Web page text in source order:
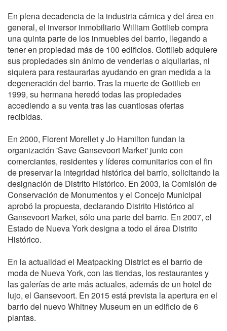
En plena decadencia de la industria cárnica y del área en
general, el inversor inmobiliario William Gottlieb compra
una quinta parte de los inmuebles del barrio, llegando a
tener en propiedad más de 100 edificios. Gottlieb adquiere
sus propiedades sin ánimo de venderlas o alquilarlas, ni
siquiera para restaurarlas ayudando en gran medida a la
degeneración del barrio. Tras la muerte de Gottlieb en
1999, su hermana heredó todas las propiedades
accediendo a su venta tras las cuantiosas ofertas
recibidas.
En 2000, Florent Morellet y Jo Hamilton fundan la
organización 'Save Gansevoort Market' junto con
comerciantes, residentes y líderes comunitarios con el fin
de preservar la integridad histórica del barrio, solicitando la
designación de Distrito Histórico. En 2003, la Comisión de
Conservación de Monumentos y el Concejo Municipal
aprobó la propuesta, declarando Distrito Histórico al
Gansevoort Market, sólo una parte del barrio. En 2007, el
Estado de Nueva York designa a todo el área Distrito
Histórico.
En la actualidad el Meatpacking District es el barrio de
moda de Nueva York, con las tiendas, los restaurantes y
las galerías de arte más actuales, además de un hotel de
lujo, el Gansevoort. En 2015 está prevista la apertura en el
barrio del nuevo Whitney Museum en un edificio de 6
plantas.